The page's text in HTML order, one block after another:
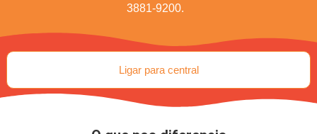
3881-9200.
Ligar para central